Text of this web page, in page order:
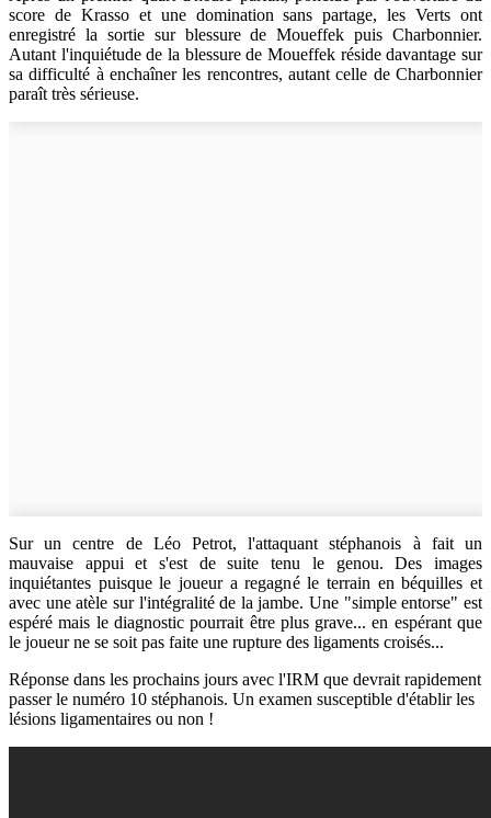
score de Krasso et une domination sans partage, les Verts ont
enregistré la sortie sur blessure de Moueffek puis Charbonnier.
Autant l'inquiétude de la blessure de Moueffek réside davantage sur
sa difficulté à enchaîner les rencontres, autant celle de Charbonnier
paraît très sérieuse.
Sur un centre de Léo Petrot, l'attaquant stéphanois à fait un
mauvaise appui et s'est de suite tenu le genou. Des images
inquiétantes puisque le joueur a regagné le terrain en béquilles et
avec une atèle sur l'intégralité de la jambe. Une "simple entorse" est
espéré mais le diagnostic pourrait être plus grave... en espérant que
le joueur ne se soit pas faite une rupture des ligaments croisés...
Réponse dans les prochains jours avec l'IRM que devrait rapidement
passer le numéro 10 stéphanois. Un examen susceptible d'établir les
lésions ligamentaires ou non !